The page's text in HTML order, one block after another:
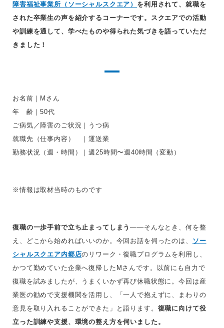
障害福祉事業所（ソーシャルスクエア） を利用されて、就職を
された卒業生の声を紹介するコーナーです。スクエアでの活動
や訓練を通して、学べたものや得られた気づきを語っていただ
きました！
お名前｜Mさん
年 齢｜50代
ご病気／障害のご状況｜うつ病
就職先（仕事内容） ｜運送業
勤務状況（週・時間）｜週25時間〜週40時間（変動）
※情報は取材当時のものです
復職の一歩手前で立ち止まってしまう――そんなとき、何を整
え、どこから始めればいいのか。今回お話を伺ったのは、 ソー
シャルスクエア内郷店のリワーク・復職プログラムを利用し、
かつて勤めていた企業へ復帰したMさんです。以前にも自力で
復職を試みましたが、うまくいかず再び休職状態に。今回は産
業医の勧めで支援機関を活用し、「一人で抱えずに、まわりの
意見を取り入れることができた」と語ります。 復職に向けて役
立った訓練や支援、環境の整え方を伺いました。